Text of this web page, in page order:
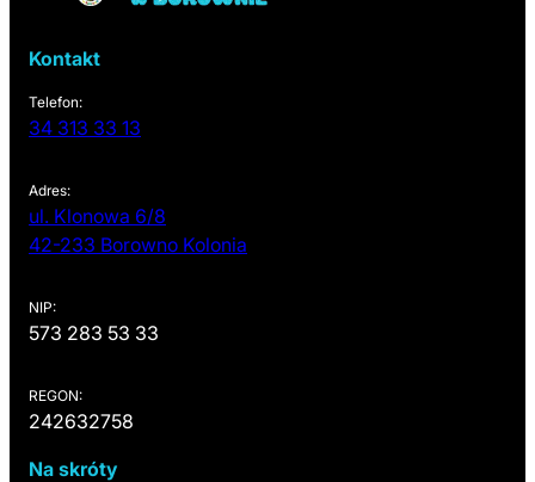
Kontakt
Telefon:
34 313 33 13
Adres:
ul. Klonowa 6/8
42-233 Borowno Kolonia
NIP:
573 283 53 33
REGON:
242632758
Na skróty